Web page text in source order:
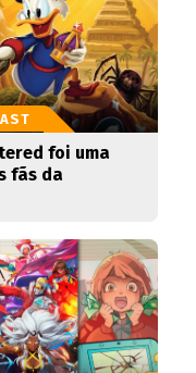
foi uma
fãs da